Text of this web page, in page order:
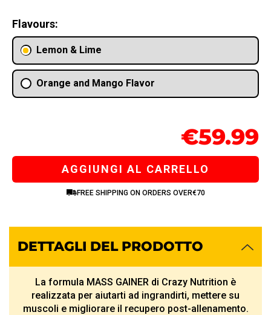
Flavours:
Lemon & Lime
Orange and Mango Flavor
€59.99
AGGIUNGI AL CARRELLO
FREE SHIPPING ON ORDERS OVER€70
DETTAGLI DEL PRODOTTO
La formula MASS GAINER di Crazy Nutrition è
realizzata per aiutarti ad ingrandirti, mettere su
muscoli e migliorare il recupero post-allenamento.